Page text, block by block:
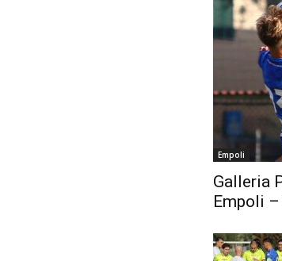
Empoli
Galleria
Empoli